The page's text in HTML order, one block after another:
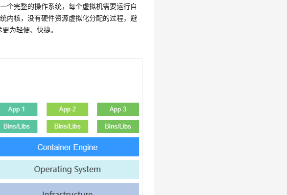
个完整的操作系统，每个虚拟机需要运行自
内核，没有硬件资源虚拟化分配的过程，避
为轻便、快捷。